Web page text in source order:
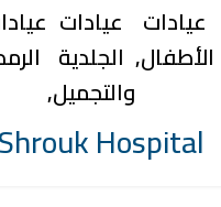
عيادات
الأطفال
عيادات
الجلدية
والتجميل
Hospital